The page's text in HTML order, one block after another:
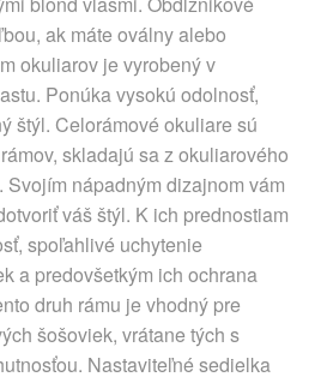
ak máte oválny alebo
okuliarov je vyrobený v
Ponúka vysokú odolnosť,
štýl. Celorámové okuliare sú
skladajú sa z okuliarového
Svojím nápadným dizajnom vám
váš štýl. K ich prednostiam
spoľahlivé uchytenie
a predovšetkým ich ochrana
druh rámu je vhodný pre
šošoviek, vrátane tých s
Nastaviteľné sedielka